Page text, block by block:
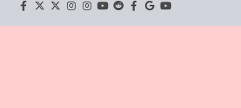
facebook
Twitter
twitterInstagram
instagram
YouTube
redditFacebook
googleyoutube